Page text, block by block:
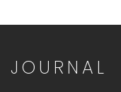
JOURNAL